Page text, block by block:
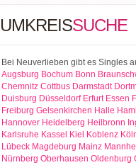
UMKREISSUCHE
Bei Neuverlieben gibt es Singles
Augsburg Bochum Bonn
Chemnitz Cottbus Darmstadt
Duisburg Düsseldorf Erfurt Essen
Freiburg Gelsenkirchen Halle
Hannover Heidelberg Heilbronn
Karlsruhe Kassel Kiel Koblenz
Lübeck Magdeburg Mainz
Nürnberg Oberhausen Oldenburg